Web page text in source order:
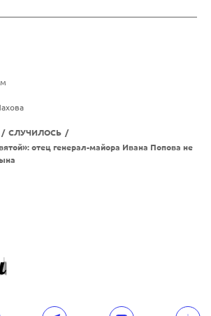
/ СЛУЧИЛОСЬ /
отец генерал-майора Ивана Попова не